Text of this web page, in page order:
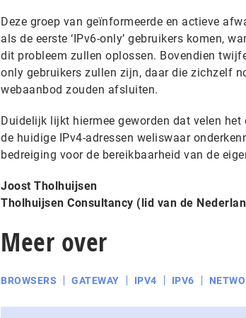
Deze groep van geïnformeerde en actieve
als de eerste ‘IPv6-only’ gebruikers komen,
dit probleem zullen oplossen. Bovendien
only gebruikers zullen zijn, daar die zichzelf
webaanbod zouden afsluiten.
Duidelijk lijkt hiermee geworden dat velen
de huidige IPv4-adressen weliswaar
bedreiging voor de bereikbaarheid van de
Joost Tholhuijsen
Tholhuijsen Consultancy (lid van de
Meer over
BROWSERS GATEWAY IPV4 IPV6